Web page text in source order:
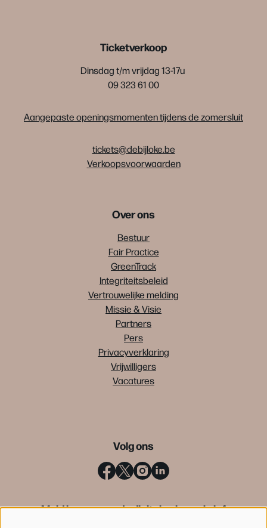
Ticketverkoop
Dinsdag t/m vrijdag 13-17u
09 323 61 00
Aangepaste openingsmomenten tijdens de zomersluit
tickets@debijloke.be
Verkoopsvoorwaarden
Over ons
Bestuur
Fair Practice
GreenTrack
Integriteitsbeleid
Vertrouwelijke melding
Missie & Visie
Partners
Pers
Privacyverklaring
Vrijwilligers
Vacatures
Volg ons
Meld je aan voor de digitale nieuwsbrief